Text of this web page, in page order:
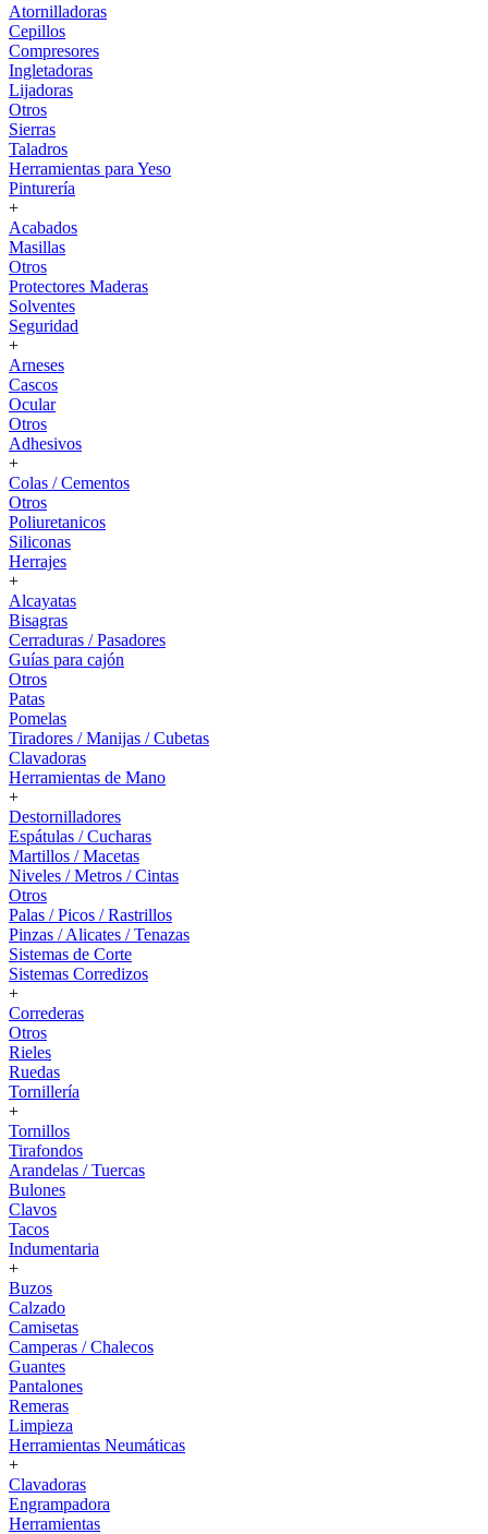
Atornilladoras
Cepillos
Compresores
Ingletadoras
Lijadoras
Otros
Sierras
Taladros
Herramientas para Yeso
Pinturería
+
Acabados
Masillas
Otros
Protectores Maderas
Solventes
Seguridad
+
Arneses
Cascos
Ocular
Otros
Adhesivos
+
Colas / Cementos
Otros
Poliuretanicos
Siliconas
Herrajes
+
Alcayatas
Bisagras
Cerraduras / Pasadores
Guías para cajón
Otros
Patas
Pomelas
Tiradores / Manijas / Cubetas
Clavadoras
Herramientas de Mano
+
Destornilladores
Espátulas / Cucharas
Martillos / Macetas
Niveles / Metros / Cintas
Otros
Palas / Picos / Rastrillos
Pinzas / Alicates / Tenazas
Sistemas de Corte
Sistemas Corredizos
+
Correderas
Otros
Rieles
Ruedas
Tornillería
+
Tornillos
Tirafondos
Arandelas / Tuercas
Bulones
Clavos
Tacos
Indumentaria
+
Buzos
Calzado
Camisetas
Camperas / Chalecos
Guantes
Pantalones
Remeras
Limpieza
Herramientas Neumáticas
+
Clavadoras
Engrampadora
Herramientas